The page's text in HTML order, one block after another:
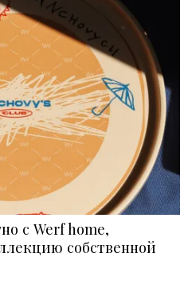
с Werf home,
собственной